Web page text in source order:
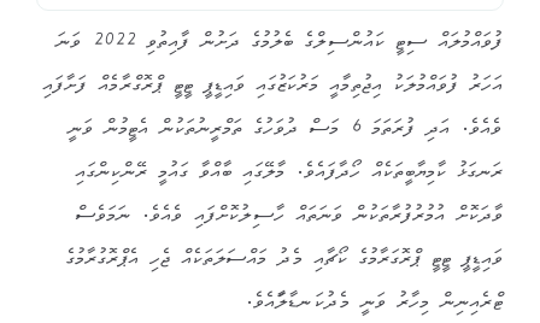
ފުވައްމުލައް ސިޓީ ކައުންސިލްގެ ބެލުމުގެ ދަށުން ފާއިތުވި 2022 ވަނަ
އަހަރު ފުވައްމުލަކު އިޖުތިމާއީ މަރުކަޒުގައި ވައިޑީޕީ ޓީޓީ ޕްރޮގްރާމެއް ފަށާފައި
ވެއެވެ. އަދި ފުރަތަމަ 6 މަސް ދުވަހުގެ ތަމްރީނުތަކުން އެޓީމުން ވަނީ
ރަނގަޅު ކާމިޔާބީތަކެއް ހޯދާފައެވެ. މާލޭގައި ބާއްވާ ގައުމީ ރޭންކިންގައި
ވާދަކޮށް އުމުރުފުރާތަކުން ވަނަތައް ހާސިލުކޮށްފައި ވެއެވެ. ނަމަވެސް
ވައިޑީޕީ ޓީޓީ ޕްރޮގަރާމުގެ ކޯޗާއި މެދު މައްސަލަތަކެއް ޖެހި އެޕްރޮގުރާމުގެ
ޓްރެއިނިން މިހާރު ވަނީ މެދުކަނޑާލާައެވެ.